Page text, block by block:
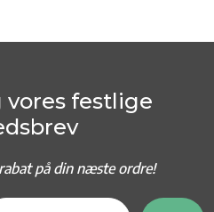
festlige
på din næste ordre!